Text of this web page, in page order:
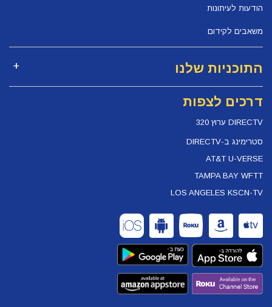
הודעות לעיתונות
משאבים לקידום
התוכניות שלנו
דרכים לצפות
DIRECTV ערוץ 320
סטרימינג ב-DIRECTV
AT&T U-VERSE
TAMPA BAY WFTT
LOS ANGELES KSCN-TV